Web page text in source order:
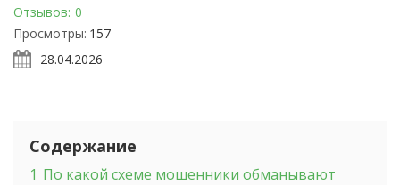
Отзывов: 0
Просмотры: 157
28.04.2026
Содержание
1 По какой схеме мошенники обманывают